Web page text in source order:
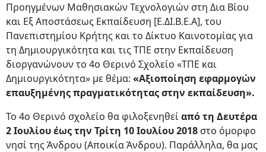
Προηγμένων Μαθησιακών Τεχνολογιών στη Δια Βίου
και Εξ Αποστάσεως Εκπαίδευση [Ε.ΔΙ.Β.Ε.Α], του
Πανεπιστημίου Κρήτης και το Δίκτυο Καινοτομίας για
τη Δημιουργικότητα και τις ΤΠΕ στην Εκπαίδευση
διοργανώνουν το 4ο Θερινό Σχολείο «ΤΠΕ και
Δημιουργικότητα» με θέμα: «Αξιοποίηση εφαρμογών
επαυξημένης πραγματικότητας στην εκπαίδευση».
Το 4ο Θερινό σχολείο θα φιλοξενηθείαπό τη Δευτέρα
2 Ιουλίου έως την Τρίτη 10 Ιουλίου 2018 στο όμορφο
νησί της Άνδρου (Αποικία Άνδρου). Παράλληλα, θα μας